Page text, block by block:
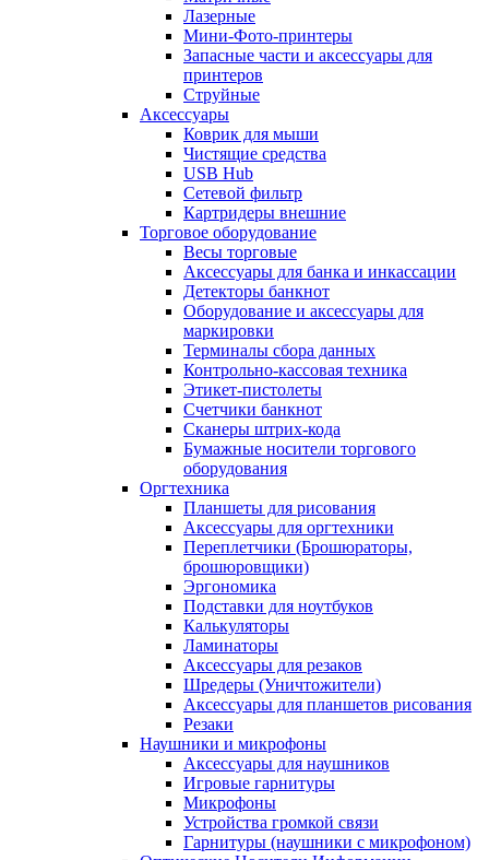
Лазерные
Мини-Фото-принтеры
Запасные части и аксессуары для
принтеров
Струйные
Аксессуары
Коврик для мыши
Чистящие средства
USB Hub
Сетевой фильтр
Картридеры внешние
Торговое оборудование
Весы торговые
Аксессуары для банка и инкассации
Детекторы банкнот
Оборудование и аксессуары для
маркировки
Терминалы сбора данных
Контрольно-кассовая техника
Этикет-пистолеты
Счетчики банкнот
Сканеры штрих-кода
Бумажные носители торгового
оборудования
Оргтехника
Планшеты для рисования
Аксессуары для оргтехники
Переплетчики (Брошюраторы,
брошюровщики)
Эргономика
Подставки для ноутбуков
Калькуляторы
Ламинаторы
Аксессуары для резаков
Шредеры (Уничтожители)
Аксессуары для планшетов рисования
Резаки
Наушники и микрофоны
Аксессуары для наушников
Игровые гарнитуры
Микрофоны
Устройства громкой связи
Гарнитуры (наушники с микрофоном)